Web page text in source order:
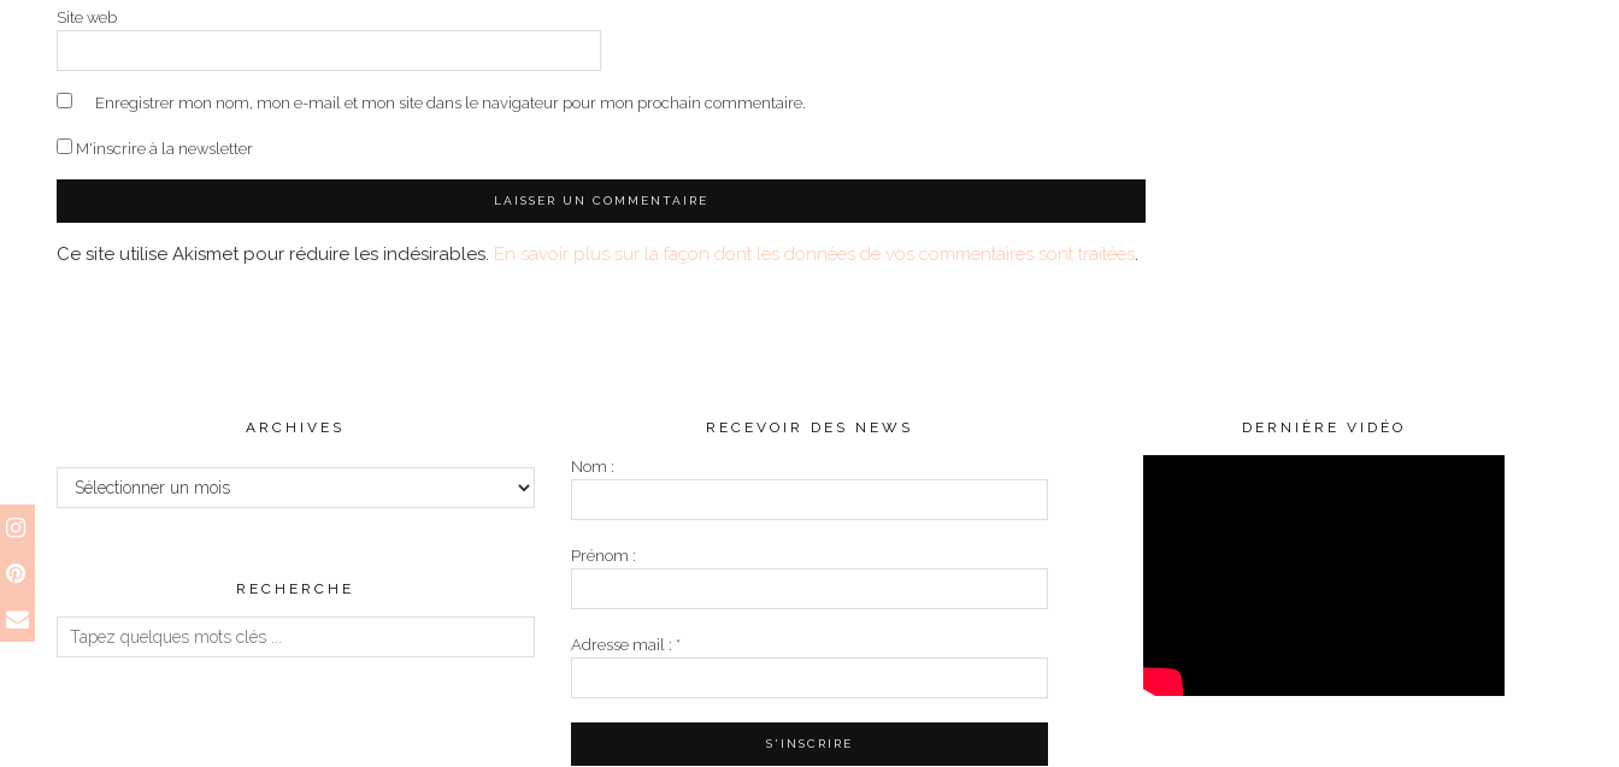
Site web
Enregistrer mon nom, mon e-mail et mon site dans le navigateur pour mon prochain commentaire.
M'inscrire à la newsletter
Ce site utilise Akismet pour réduire les indésirables. En savoir plus sur la façon dont les données de vos commentaires sont traitées.
ARCHIVES
Archives
RECHERCHE
RECEVOIR DES NEWS
Nom :
Prénom :
Adresse mail : *
DERNIÈRE VIDÉO